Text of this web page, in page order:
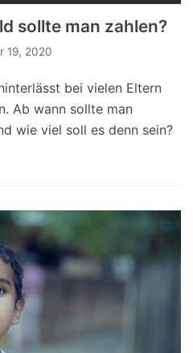
sollte man zahlen?
19, 2020
bei vielen Eltern
Ab wann sollte man
wie viel soll es denn sein?